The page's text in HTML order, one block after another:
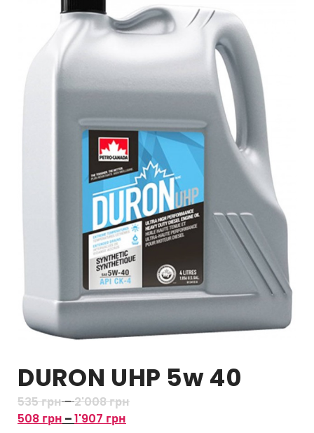
DURON UHP 5w 40
535грн–2'008грнД
508 грн –1'907 грн